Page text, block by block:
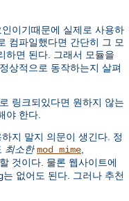
이기때문에 실제로 사용하
컴파일했다면 간단히 그 모
하면 된다. 그래서 모듈을
상적으로 동작하는지 살펴
링크되있다면 원하지 않는
야 한다.
지 말지 의문이 생긴다. 정
최소한 mod_mime,
것이다. 물론 웹사이트에
는 없어도 된다. 그러나 추천